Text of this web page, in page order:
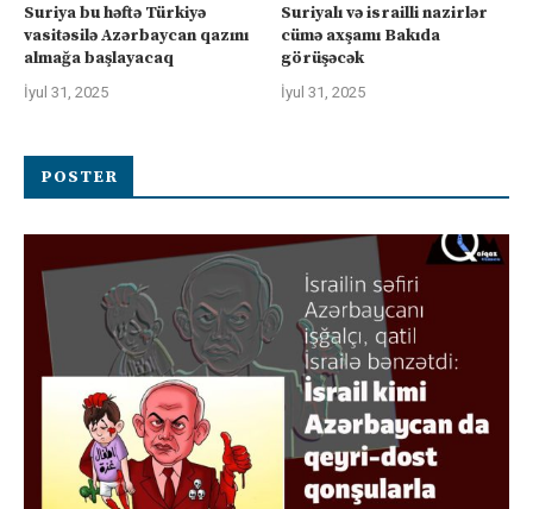
Suriya bu həftə Türkiyə
vasitəsilə Azərbaycan qazını
almağa başlayacaq
İyul 31, 2025
Suriyalı və israilli nazirlər
cümə axşamı Bakıda
görüşəcək
İyul 31, 2025
POSTER